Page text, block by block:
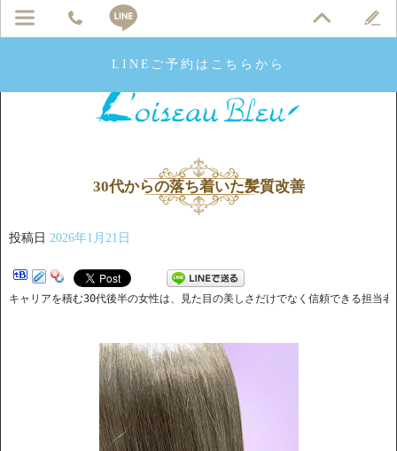
LINEご予約はこちらから
30代からの落ち着いた髪質改善
投稿日 2026年1月21日